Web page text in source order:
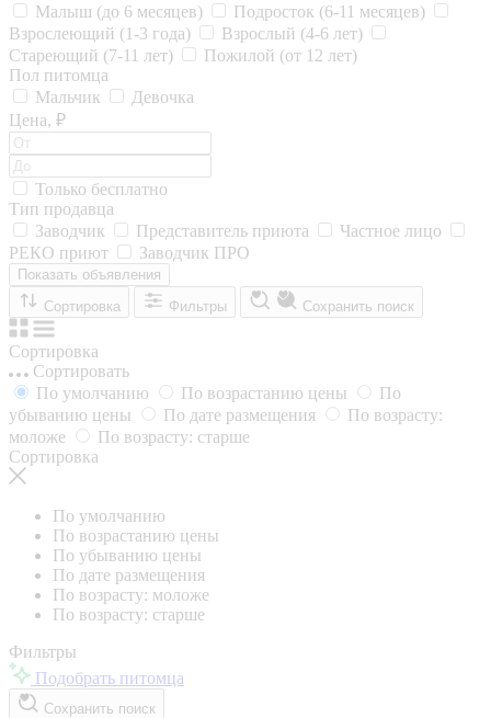
Малыш (до 6 месяцев)
Подросток (6-11 месяцев)
Взрослеющий (1-3 года)
Взрослый (4-6 лет)
Стареющий (7-11 лет)
Пожилой (от 12 лет)
Пол питомца
Мальчик
Девочка
Цена, ₽
Только бесплатно
Тип продавца
Заводчик
Представитель приюта
Частное лицо
РЕКО приют
Заводчик ПРО
Показать объявления
Сортировка
Фильтры Сохранить поиск
Сортировка
Сортировать
По умолчанию
По возрастанию цены
По
убыванию цены
По дате размещения
По возрасту:
моложе
По возрасту: старше
Сортировка
По умолчанию
По возрастанию цены
По убыванию цены
По дате размещения
По возрасту: моложе
По возрасту: старше
Фильтры
Подобрать питомца
Сохранить поиск